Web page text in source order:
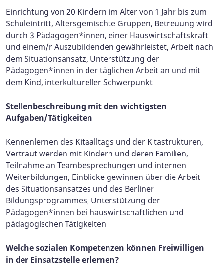
Einrichtung von 20 Kindern im Alter von 1 Jahr bis zum
Schuleintritt, Altersgemischte Gruppen, Betreuung wird
durch 3 Pädagogen*innen, einer Hauswirtschaftskraft
und einem/r Auszubildenden gewährleistet, Arbeit nach
dem Situationsansatz, Unterstützung der
Pädagogen*innen in der täglichen Arbeit an und mit
dem Kind, interkultureller Schwerpunkt
Stellenbeschreibung mit den wichtigsten
Aufgaben/Tätigkeiten
Kennenlernen des Kitaalltags und der Kitastrukturen,
Vertraut werden mit Kindern und deren Familien,
Teilnahme an Teambesprechungen und internen
Weiterbildungen, Einblicke gewinnen über die Arbeit
des Situationsansatzes und des Berliner
Bildungsprogrammes, Unterstützung der
Pädagogen*innen bei hauswirtschaftlichen und
pädagogischen Tätigkeiten
Welche sozialen Kompetenzen können Freiwilligen
in der Einsatzstelle erlernen?